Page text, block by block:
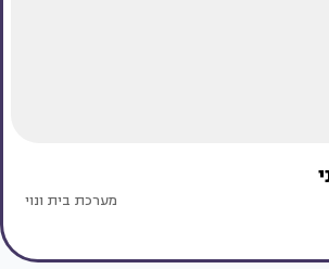
מערכת בית ונוי